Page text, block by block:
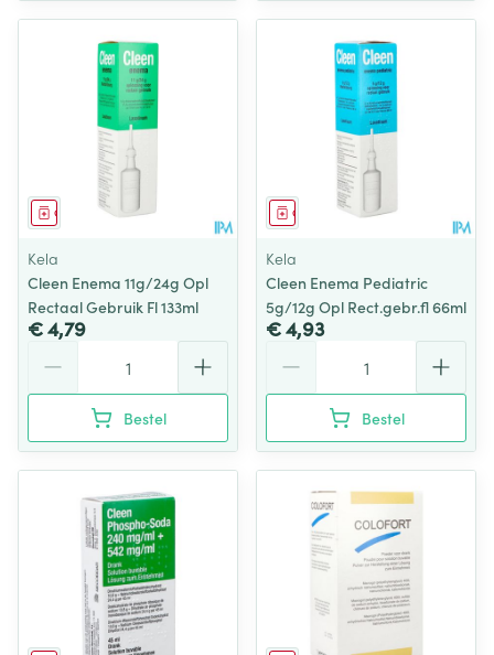
Geneesmiddel
Kela
Cleen Enema 11g/24g Opl
Rectaal Gebruik Fl 133ml
€ 4,79
Bestel
Geneesmiddel
Kela
Cleen Enema Pediatric
5g/12g Opl Rect.gebr.fl 66ml
€ 4,93
Bestel